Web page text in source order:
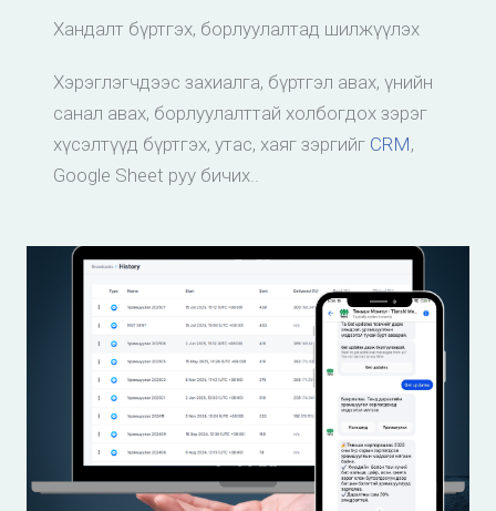
Хандалт бүртгэх, борлуулалтад шилжүүлэх
Хэрэглэгчдээс захиалга, бүртгэл авах, үнийн
санал авах, борлуулалттай холбогдох зэрэг
хүсэлтүүд бүртгэх, утас, хаяг зэргийг CRM,
Google Sheet руу бичих..